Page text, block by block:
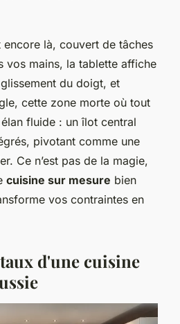
là, couvert de tâches
vos mains, la tablette affiche
du doigt, et
cette zone morte où tout
fluide : un îlot central
pivotant comme une
Ce n’est pas de la magie,
cuisine sur mesure bien
vos contraintes en
d'une cuisine